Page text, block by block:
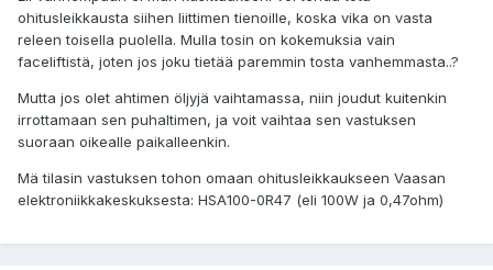
ohitusleikkausta siihen liittimen tienoille, koska vika on vasta
releen toisella puolella. Mulla tosin on kokemuksia vain
faceliftistä, joten jos joku tietää paremmin tosta vanhemmasta..?
Mutta jos olet ahtimen öljyjä vaihtamassa, niin joudut kuitenkin
irrottamaan sen puhaltimen, ja voit vaihtaa sen vastuksen
suoraan oikealle paikalleenkin.
Mä tilasin vastuksen tohon omaan ohitusleikkaukseen Vaasan
elektroniikkakeskuksesta: HSA100-0R47 (eli 100W ja 0,47ohm)